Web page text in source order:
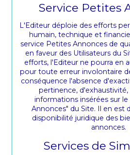
Service Petites
L'Editeur déploie des efforts
humain, technique et
service Petites Annonces de
en faveur des Utilisateurs du
efforts, l'Editeur ne pourra en
pour toute erreur involontaire
conséquence l'absence
pertinence,
informations insérées sur
Annonces" du Site. Il en est
disponibilité juridique des
annonces.
Services de